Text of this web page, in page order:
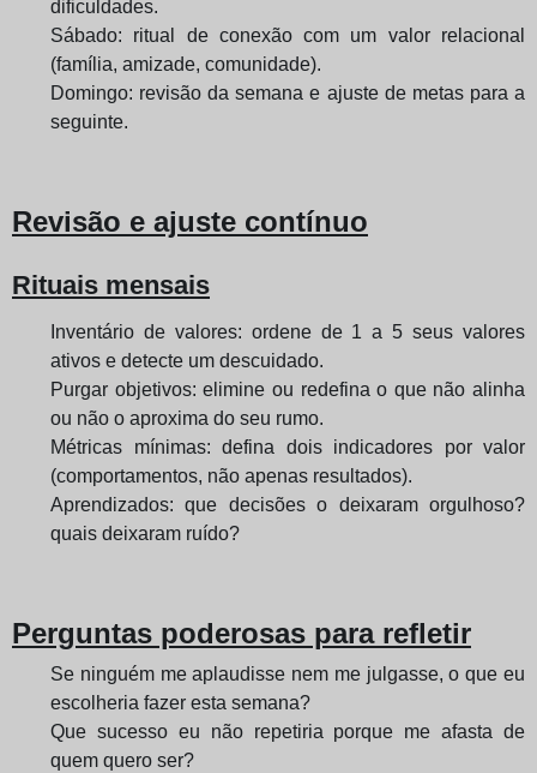
dificuldades.
Sábado: ritual de conexão com um valor relacional
(família, amizade, comunidade).
Domingo: revisão da semana e ajuste de metas para a
seguinte.
Revisão e ajuste contínuo
Rituais mensais
Inventário de valores: ordene de 1 a 5 seus valores
ativos e detecte um descuidado.
Purgar objetivos: elimine ou redefina o que não alinha
ou não o aproxima do seu rumo.
Métricas mínimas: defina dois indicadores por valor
(comportamentos, não apenas resultados).
Aprendizados: que decisões o deixaram orgulhoso?
quais deixaram ruído?
Perguntas poderosas para refletir
Se ninguém me aplaudisse nem me julgasse, o que eu
escolheria fazer esta semana?
Que sucesso eu não repetiria porque me afasta de
quem quero ser?